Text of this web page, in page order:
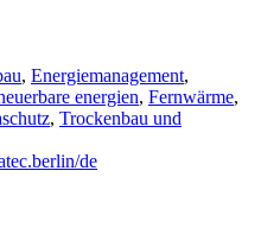
, Energiemanagement,
energien, Fernwärme,
, Trockenbau und
de